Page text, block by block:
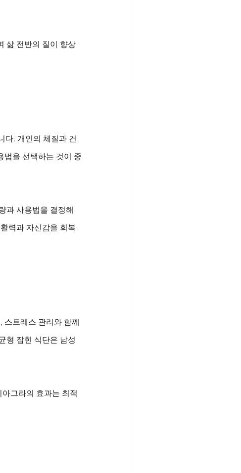
삶 전반의 질이 향상
다. 개인의 체질과 건
법을 선택하는 것이 중
과 사용법을 결정해
력과 자신감을 회복
스트레스 관리와 함께
형 잡힌 식단은 남성
그라의 효과는 최적